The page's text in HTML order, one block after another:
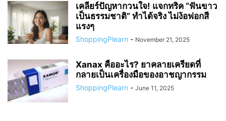
เคลียร์ปัญหากวนใจ! แจกทริค “ฟันขาว
เป็นธรรมชาติ” ทำได้จริง ไม่ง้อฟอกสี
แรงๆ
ShoppingPlearn - November 21, 2025
Xanax คืออะไร? ยาคลายเครียดที่
กลายเป็นเครื่องมือของอาชญากรรม
ShoppingPlearn - June 11, 2025